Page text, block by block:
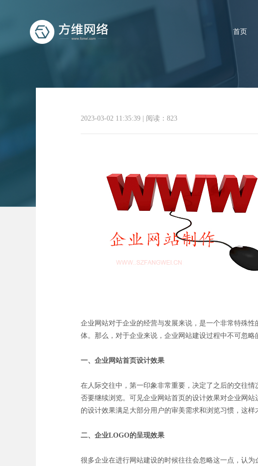
首页
企业网
2023-03-02 11:35:39 | 阅读：823
企业网站对于企业的经营与发展来说，是一个非常特殊
体。那么，对于企业来说，企业网站建设过程中不可忽
一、企业网站首页设计效果
在人际交往中，第一印象非常重要，决定了之后的交往
否要继续浏览。可见企业网站首页的设计效果对企业网
的设计效果满足大部分用户的审美需求和浏览习惯，这
二、企业LOGO的呈现效果
很多企业在进行网站建设的时候往往会忽略这一点，认